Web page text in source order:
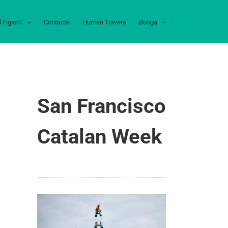
Figarot Contacte Human Towers Botiga
San Francisco
Catalan Week